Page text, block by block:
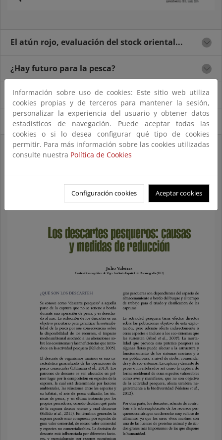
El atún rojo, evaluación del stock oriental...
¿Hay futuro para la pesca?
De la gestión de los recursos pesqueros...
El cultivo de atún rojo
Los descartes pesqueros: causas y medidas de
reducción
Información sobre uso de cookies: Este sitio web utiliza
cookies propias y de terceros para mantener la sesión,
personalizar la experiencia del usuario y obtener datos
estadísticos de navegación. Puede aceptar todas las
cookies o si lo desea configurar qué tipo de cookies
permitir. Para más información sobre las cookies utilizadas
consulte nuestra Política de Cookies
Configuración cookies Aceptar cookies